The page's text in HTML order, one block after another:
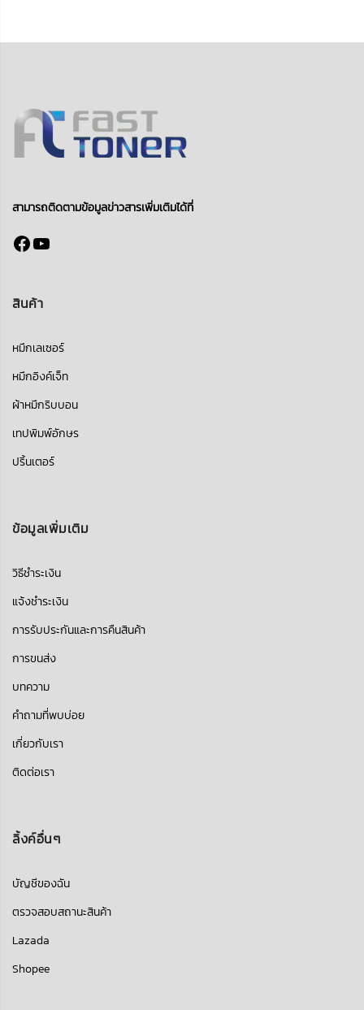
สามารถติดตามข้อมูลข่าวสารเพิ่มเติมได้ที่
Facebook
YouTube
สินค้า
หมึกเลเซอร์
หมึกอิงค์เจ็ท
ผ้าหมึกริบบอน
เทปพิมพ์อักษร
ปริ้นเตอร์
ข้อมูลเพิ่มเติม
วิธีชำระเงิน
แจ้งชำระเงิน
การรับประกันและการคืนสินค้า
การขนส่ง
บทความ
คำถามที่พบบ่อย
เกี่ยวกับเรา
ติดต่อเรา
ลิ้งค์อื่นๆ
บัญชีของฉัน
ตรวจสอบสถานะสินค้า
Lazada
Shopee